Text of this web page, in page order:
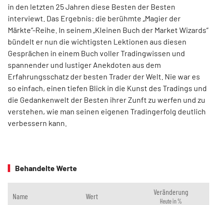
in den letzten 25 Jahren diese Besten der Besten
interviewt. Das Ergebnis: die berühmte „Magier der
Märkte“-Reihe. In seinem „Kleinen Buch der Market Wizards“
bündelt er nun die wichtigsten Lektionen aus diesen
Gesprächen in einem Buch voller Tradingwissen und
spannender und lustiger Anekdoten aus dem
Erfahrungsschatz der besten Trader der Welt. Nie war es
so einfach, einen tiefen Blick in die Kunst des Tradings und
die Gedankenwelt der Besten ihrer Zunft zu werfen und zu
verstehen, wie man seinen eigenen Tradingerfolg deutlich
verbessern kann.
Behandelte Werte
Name Wert Veränderung
Heute in %